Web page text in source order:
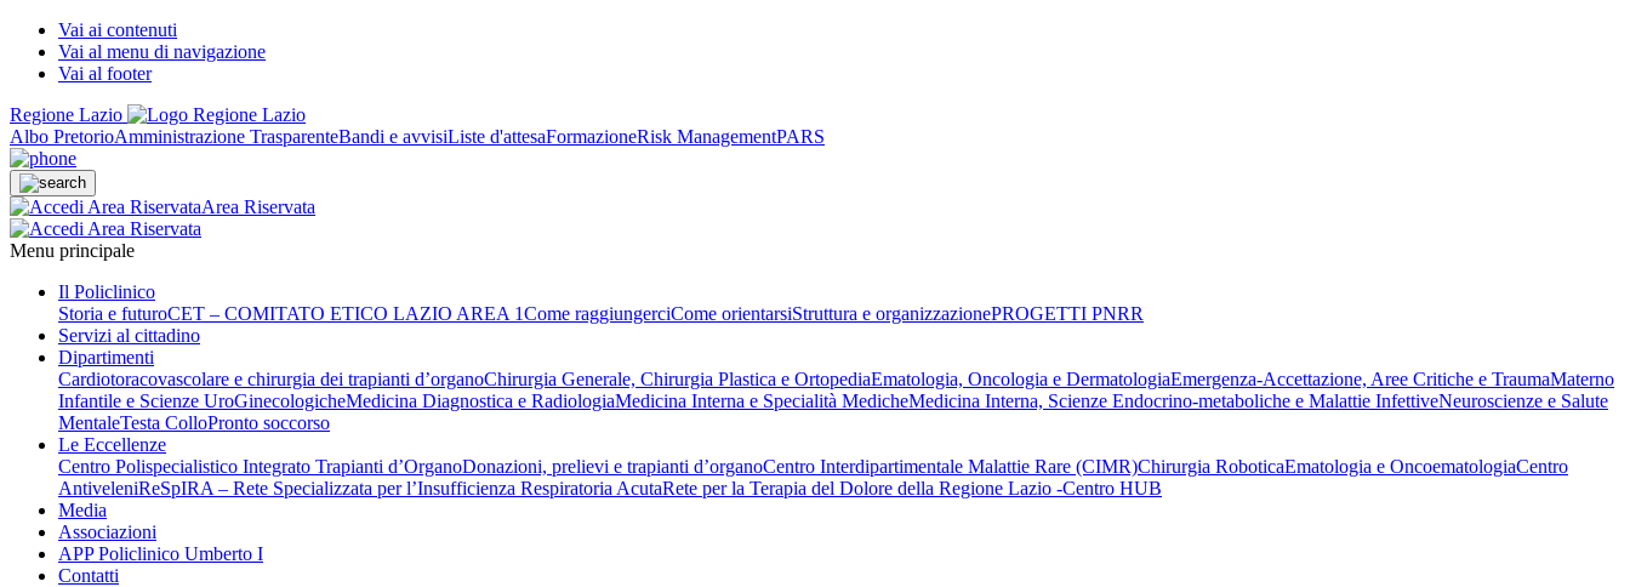
Vai ai contenuti
Vai al menu di navigazione
Vai al footer
Regione Lazio
Albo PretorioAmministrazione TrasparenteBandi e avvisiListe d'attesaFormazioneRisk ManagementPARS
Area Riservata
Menu principale
Il Policlinico
Storia e futuroCET – COMITATO ETICO LAZIO AREA 1Come raggiungerciCome orientarsiStruttura e organizzazionePROGETTI PNRR
Servizi al cittadino
Dipartimenti
Cardiotoracovascolare e chirurgia dei trapianti d’organoChirurgia Generale, Chirurgia Plastica e OrtopediaEmatologia, Oncologia e DermatologiaEmergenza-Accettazione, Aree Critiche e TraumaMaterno
Infantile e Scienze UroGinecologicheMedicina Diagnostica e RadiologiaMedicina Interna e Specialità MedicheMedicina Interna, Scienze Endocrino-metaboliche e Malattie InfettiveNeuroscienze e Salute
MentaleTesta ColloPronto soccorso
Le Eccellenze
Centro Polispecialistico Integrato Trapianti d’OrganoDonazioni, prelievi e trapianti d’organoCentro Interdipartimentale Malattie Rare (CIMR)Chirurgia RoboticaEmatologia e OncoematologiaCentro
AntiveleniReSpIRA – Rete Specializzata per l’Insufficienza Respiratoria AcutaRete per la Terapia del Dolore della Regione Lazio -Centro HUB
Media
Associazioni
APP Policlinico Umberto I
Contatti